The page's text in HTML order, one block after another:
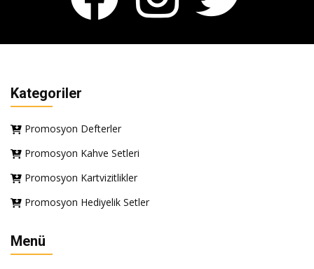
Kategoriler
Promosyon Defterler
Promosyon Kahve Setleri
Promosyon Kartvizitlikler
Promosyon Hediyelik Setler
Menü